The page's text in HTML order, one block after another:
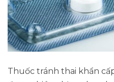
Thuốc tránh thai khẩn